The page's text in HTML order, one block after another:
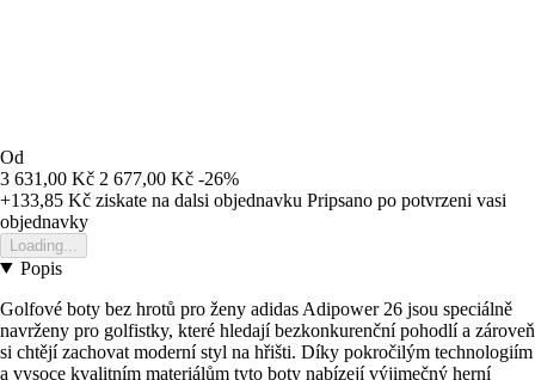
Od
3 631,00 Kč 2 677,00 Kč -26%
+133,85 Kč ziskate na dalsi objednavku Pripsano po potvrzeni vasi
objednavky
Loading...
Popis
Golfové boty bez hrotů pro ženy adidas Adipower 26 jsou speciálně
navrženy pro golfistky, které hledají bezkonkurenční pohodlí a zároveň
si chtějí zachovat moderní styl na hřišti. Díky pokročilým technologiím
a vysoce kvalitním materiálům tyto boty nabízejí výjimečný herní